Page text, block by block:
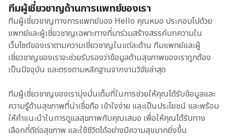
ทีมผู้เชี่ยวชาญด้านการแพทย์ของเรา
ทีมผู้เชี่ยวชาญทางการแพทย์ของ Hello คุณหมอ ประกอบไปด้วย
แพทย์และผู้เชี่ยวชาญเฉพาะทางที่มาร่วมสร้างสรรค์บทความใน
เว็บไซต์ของเราตามความเชี่ยวชาญในแต่ละด้าน ทีมแพทย์และผู้
เชี่ยวชาญของเราจะช่วยรับรองว่าข้อมูลด้านสุขภาพของเราถูกต้อง
เป็นปัจจุบัน และตรงตามหลักฐานจากงานวิจัยล่าสุด
ทีมผู้เชี่ยวชาญของเรามุ่งมั่นเต็มที่ในการช่วยให้คุณได้รับข้อมูลและ
ความรู้ด้านสุขภาพที่น่าเชื่อถือ เข้าใจง่าย และเป็นประโยชน์ และพร้อม
ให้คำแนะนำในการดูแลสุขภาพกับคุณเสมอ เพื่อให้คุณได้รับทาง
เลือกที่ดีต่อสุขภาพ และใช้ชีวิตได้อย่างมีความสุขมากยิ่งขึ้น